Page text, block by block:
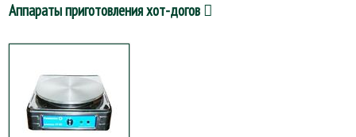
Аппараты приготовления хот-догов